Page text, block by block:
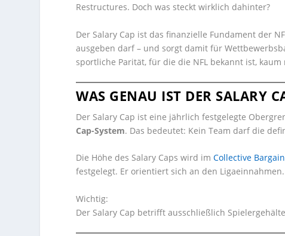
Restructures. Doch was steckt wirklich dahinter?
Der Salary Cap ist das finanzielle Fundament der
ausgeben darf – und sorgt damit für
sportliche Parität, für die die NFL bekannt ist, kaum
WAS GENAU IST DER SALARY
Der Salary Cap ist eine jährlich festgelegte
Cap-System. Das bedeutet: Kein Team darf die
Die Höhe des Salary Caps wird imCollective
festgelegt. Er orientiert sich an den
Wichtig:
Der Salary Cap betrifft ausschließlich